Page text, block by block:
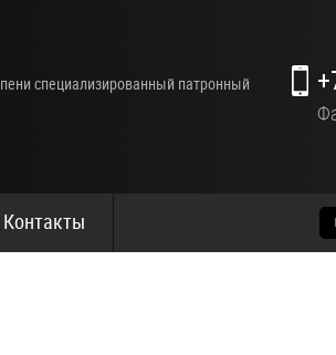
специализированный патронный
Контакты